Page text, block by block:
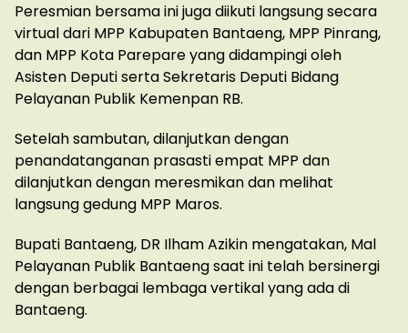
Peresmian bersama ini juga diikuti langsung secara
virtual dari MPP Kabupaten Bantaeng, MPP Pinrang,
dan MPP Kota Parepare yang didampingi oleh
Asisten Deputi serta Sekretaris Deputi Bidang
Pelayanan Publik Kemenpan RB.
Setelah sambutan, dilanjutkan dengan
penandatanganan prasasti empat MPP dan
dilanjutkan dengan meresmikan dan melihat
langsung gedung MPP Maros.
Bupati Bantaeng, DR Ilham Azikin mengatakan, Mal
Pelayanan Publik Bantaeng saat ini telah bersinergi
dengan berbagai lembaga vertikal yang ada di
Bantaeng.